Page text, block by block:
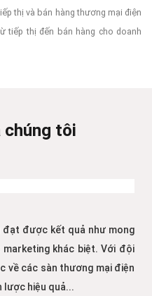
thị và bán hàng thương mại điện
tiếp thị đến bán hàng cho doanh
chúng tôi
đạt được kết quả như mong
khác biệt. Với đội
về các sàn thương mại điện
lược hiệu quả...